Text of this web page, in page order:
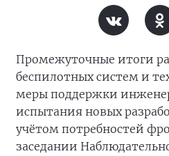
Промежуточные итоги
беспилотных систем и
меры поддержки
испытания новых
учётом потребностей
заседании